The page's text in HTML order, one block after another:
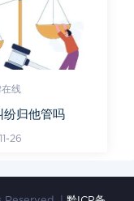
线
纷归他管吗
26